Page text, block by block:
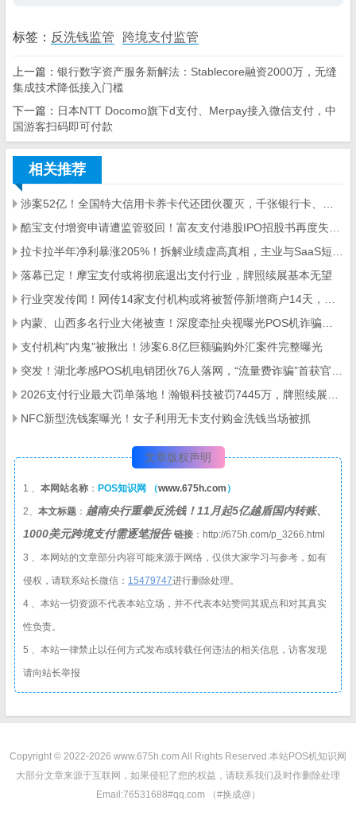
标签： 反洗钱监管 跨境支付监管
上一篇： 银行数字资产服务新解法：Stablecore融资2000万，无缝
集成技术降低接入门槛
下一篇： 日本NTT Docomo旗下d支付、Merpay接入微信支付，中
国游客扫码即可付款
相关推荐
落幕已定！摩宝支付或将彻底退出支付行业，牌照续展基本无望
支付机构"内鬼"被揪出！涉案6.8亿巨额骗购外汇案件完整曝光
NFC新型洗钱案曝光！女子利用无卡支付购金洗钱当场被抓
文章版权声明
1 、 本网站名称 ： POS知识网 （www.675h.com ）
2、 本文标题 ： 越南央行重拳反洗钱！11月起5亿越盾国内转账、
1000美元跨境支付需逐笔报告链接 ：http://675h.com/p_3266.html
3 、本网站的文章部分内容可能来源于网络，仅供大家学习与参考，如有
侵权，请联系站长微信： 15479747进行删除处理。
4 、本站一切资源不代表本站立场，并不代表本站赞同其观点和对其真实
性负责。
5 、本站一律禁止以任何方式发布或转载任何违法的相关信息，访客发现
请向站长举报
Copyright © 2022-2026 www.675h.com All Rights Reserved.本站POS机知识网
大部分文章来源于互联网，如果侵犯了您的权益，请联系我们及时作删除处理
Email:76531688#qq.com （#换成@）